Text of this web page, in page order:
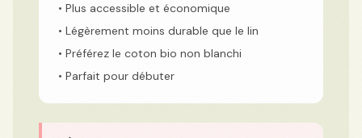
• Plus accessible et économique
• Légèrement moins durable que le lin
• Préférez le coton bio non blanchi
• Parfait pour débuter